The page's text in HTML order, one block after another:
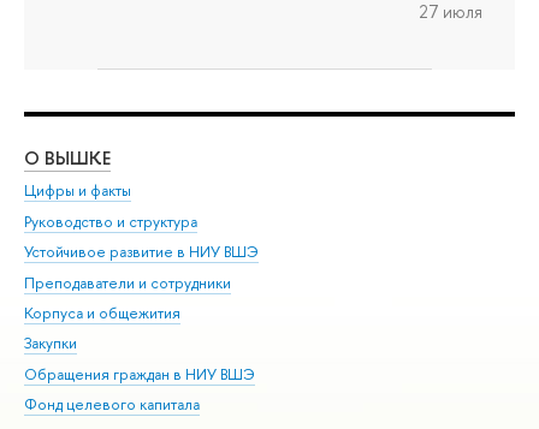
27 июля
О ВЫШКЕ
Цифры и факты
Руководство и структура
Устойчивое развитие в НИУ ВШЭ
Преподаватели и сотрудники
Корпуса и общежития
Закупки
Обращения граждан в НИУ ВШЭ
Фонд целевого капитала